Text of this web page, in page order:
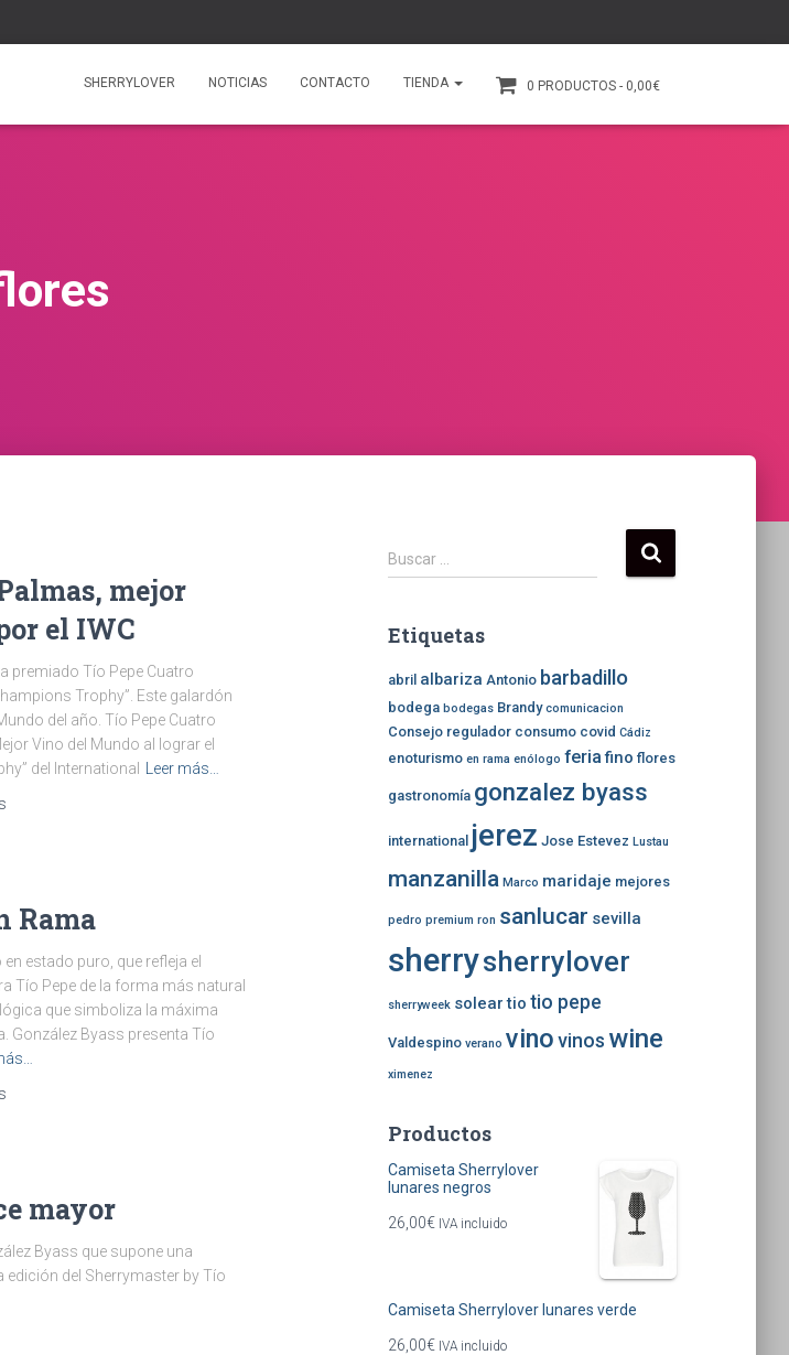
SHERRYLOVER NOTICIAS CONTACTO TIENDA 0 PRODUCTOS 0,00€
mejor
el IWC
premiado Tío Pepe Cuatro
Trophy”. Este galardón
del año. Tío Pepe Cuatro
Vino del Mundo al lograr el
del International
Leer más…
Rama
en estado puro, que refleja el
Tío Pepe de la forma más natural
que simboliza la máxima
González Byass presenta Tío
mayor
Byass que supone una
del Sherrymaster by Tío
B
u
a
Buscar …
Etiquetas
abril albariza Antonio barbadillo
bodega bodegas Brandy comunicacion
Consejo regulador consumo covid Cádiz
enoturismo en rama enólogo feriafino flores
gastronomía gonzalez byass
international jerez Jose Estevez Lustau
manzanilla Marco maridaje mejores
pedro premium ron sanlucar sevilla
sherrysherrylover
sherryweek soleartio tio pepe
Valdespino verano vino vinos wine
ximenez
Productos
Camiseta Sherrylover
lunares negros
26,00€ IVA incluido
Camiseta Sherrylover lunares verde
26,00€ IVA incluido